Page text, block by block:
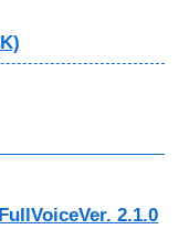
2.1.0